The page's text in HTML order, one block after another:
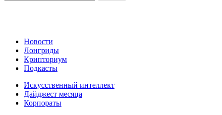
Новости
Лонгриды
Крипториум
Подкасты
Искусственный интеллект
Дайджест месяца
Корпораты